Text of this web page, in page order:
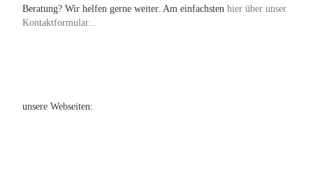
Beratung? Wir helfen gerne weiter. Am einfachsten hier über unser
Kontaktformular...
unsere Webseiten: